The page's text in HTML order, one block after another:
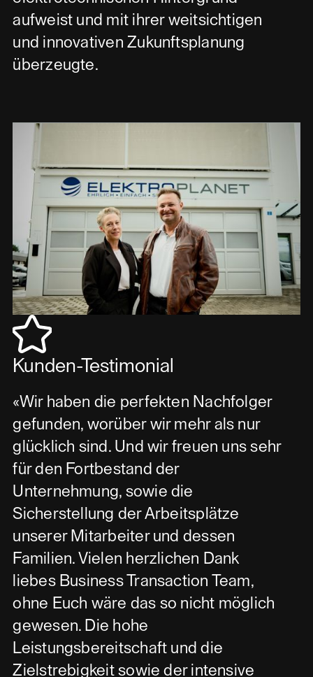
aufweist und mit ihrer weitsichtigen
und innovativen Zukunftsplanung
überzeugte.
Kunden-Testimonial
«Wir haben die perfekten Nachfolger
gefunden, worüber wir mehr als nur
glücklich sind. Und wir freuen uns sehr
für den Fortbestand der
Unternehmung, sowie die
Sicherstellung der Arbeitsplätze
unserer Mitarbeiter und dessen
Familien. Vielen herzlichen Dank
liebes Business Transaction Team,
ohne Euch wäre das so nicht möglich
gewesen. Die hohe
Leistungsbereitschaft und die
Zielstrebigkeit sowie der intensive